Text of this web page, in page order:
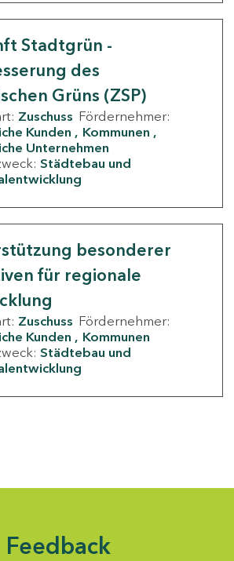
Stadtgrün -
des
Grüns (ZSP)
Zuschuss Fördernehmer:
Kunden
Kommunen
Unternehmen
Städtebau und
besonderer
für regionale
Zuschuss Fördernehmer:
Kunden
Kommunen
Städtebau und
Feedback